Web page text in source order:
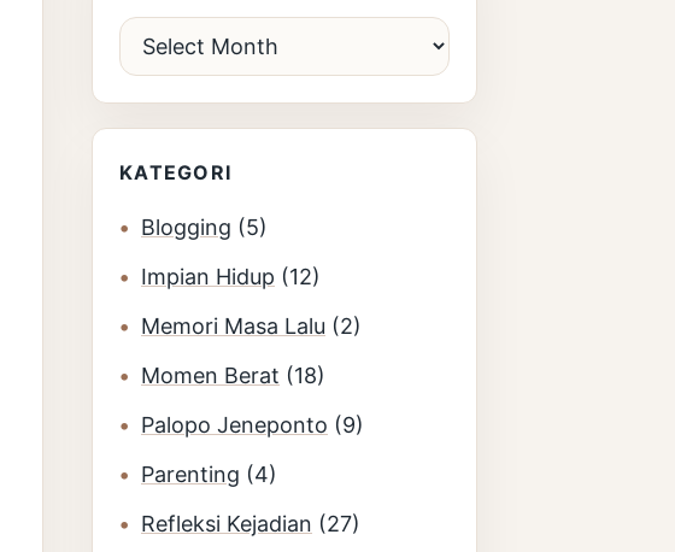
Arsip
KATEGORI
Blogging (5)
Impian Hidup (12)
Memori Masa Lalu (2)
Momen Berat (18)
Palopo Jeneponto (9)
Parenting (4)
Refleksi Kejadian (27)